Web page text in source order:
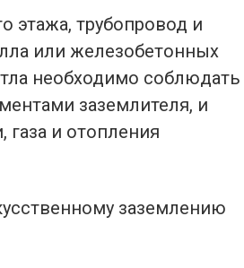
этажа, трубопровод и
или железобетонных
необходимо соблюдать
заземлителя, и
газа и отопления
заземлению